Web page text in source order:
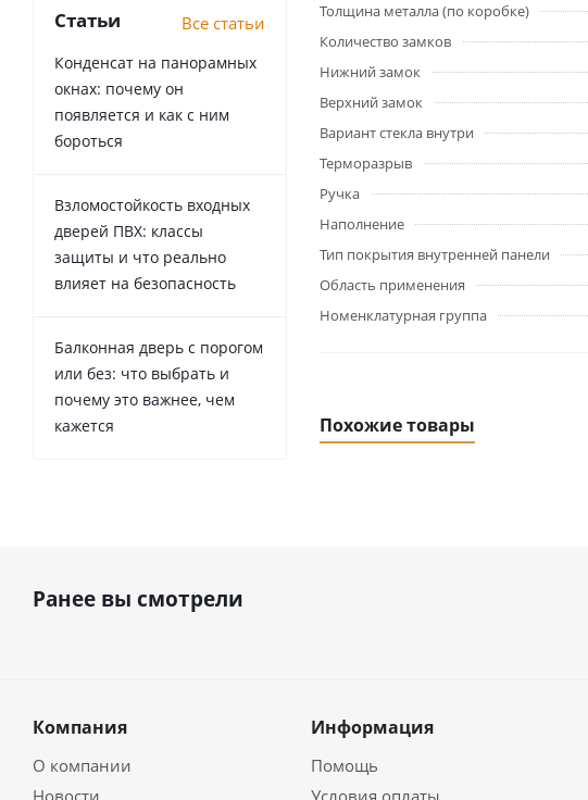
Толщина металла (по коробке)
Количество замков
Нижний замок
Верхний замок
Вариант стекла внутри
Терморазрыв
Ручка
Наполнение
Тип покрытия внутренней панели
Область применения
Номенклатурная группа
Похожие товары
Статьи Все статьи
Конденсат на панорамных
окнах: почему он
появляется и как с ним
бороться
Взломостойкость входных
дверей ПВХ: классы
защиты и что реально
влияет на безопасность
Балконная дверь с порогом
или без: что выбрать и
почему это важнее, чем
кажется
Ранее вы смотрели
Компания
О компании
Новости
Информация
Помощь
Условия оплаты